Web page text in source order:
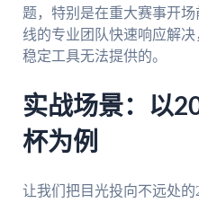
题，特别是在重大赛事开
线的专业团队快速响应解
稳定工具无法提供的。
实战场景：以
杯为例
让我们把目光投向不远处